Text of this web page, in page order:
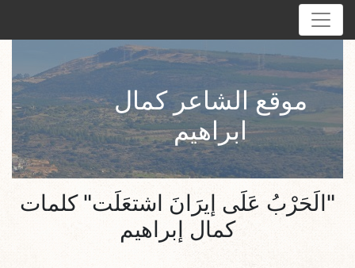
موقع الشاعر كمال
ابراهيم
"الَحَرْبُ عَلَى إيرَانَ اشتعَلَت" كلمات
كمال إبراهيم